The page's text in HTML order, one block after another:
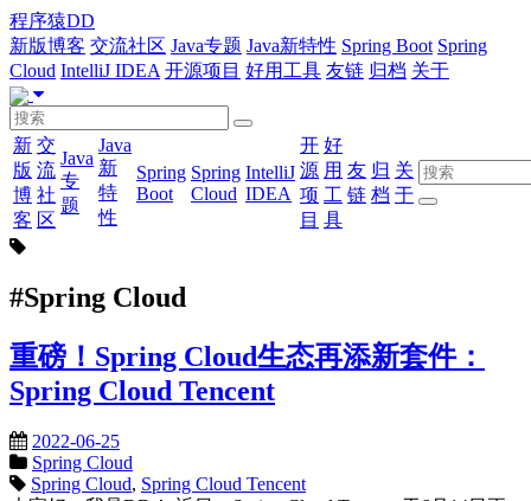
程序猿DD
新版博客 交流社区 Java专题 Java新特性 Spring Boot Spring
Cloud IntelliJ IDEA 开源项目 好用工具 友链 归档 关于
新
版
博
客
交
流
社
区
Java
专
题
Java
新
特
性
Spring
Boot
Spring
Cloud
IntelliJ
IDEA
开
源
项
目
好
用
工
具
友
链
归
档
关
于
#Spring Cloud
重磅！Spring Cloud生态再添新套件：
Spring Cloud Tencent
2022-06-25
Spring Cloud
Spring Cloud, Spring Cloud Tencent